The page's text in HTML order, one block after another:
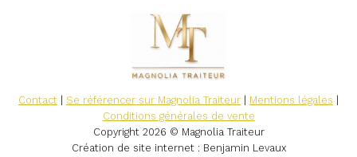
Contact | Se référencer sur Magnolia Traiteur | Mentions légales |
Conditions générales de vente
Copyright 2026 © Magnolia Traiteur
Création de site internet: Benjamin Levaux